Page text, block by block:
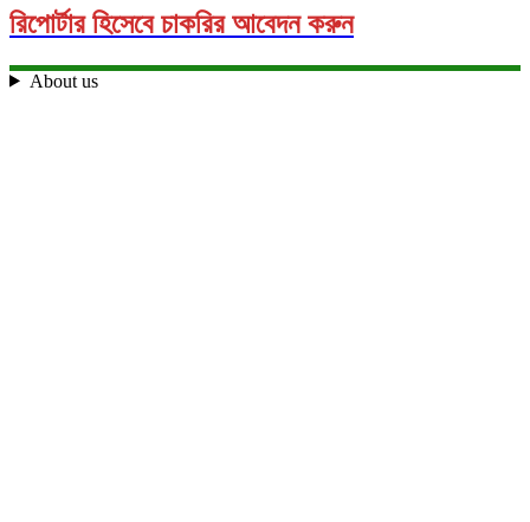
রিপোর্টার হিসেবে চাকরির আবেদন করুন
About us